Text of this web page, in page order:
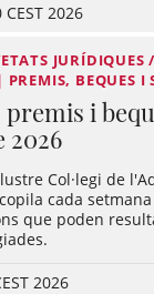
2026
JURÍDIQUES /
BEQUES I
i
2026
Col·legi de
cada
que poden
2026